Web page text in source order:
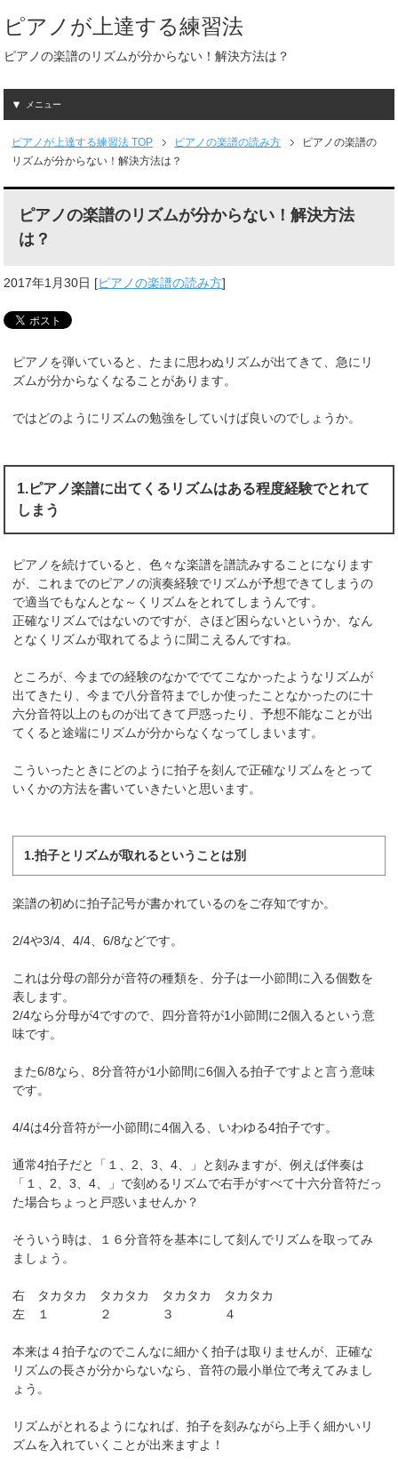
ピアノが上達する練習法
ピアノの楽譜のリズムが分からない！解決方法は？
メニュー
ピアノが上達する練習法 TOP ピアノの楽譜の読み方
ピアノの楽譜の
リズムが分からない！解決方法は？
ピアノの楽譜のリズムが分からない！解決方法
は？
2017年1月30日 [ピアノの楽譜の読み方]
ピアノを弾いていると、たまに思わぬリズムが出てきて、急にリ
ズムが分からなくなることがあります。
ではどのようにリズムの勉強をしていけば良いのでしょうか。
1.ピアノ楽譜に出てくるリズムはある程度経験でとれて
しまう
ピアノを続けていると、色々な楽譜を譜読みすることになります
が、これまでのピアノの演奏経験でリズムが予想できてしまうの
で適当でもなんとな～くリズムをとれてしまうんです。
正確なリズムではないのですが、さほど困らないというか、なん
となくリズムが取れてるように聞こえるんですね。
ところが、今までの経験のなかででてこなかったようなリズムが
出てきたり、今まで八分音符までしか使ったことなかったのに十
六分音符以上のものが出てきて戸惑ったり、予想不能なことが出
てくると途端にリズムが分からなくなってしまいます。
こういったときにどのように拍子を刻んで正確なリズムをとって
いくかの方法を書いていきたいと思います。
1.拍子とリズムが取れるということは別
楽譜の初めに拍子記号が書かれているのをご存知ですか。
2/4や3/4、4/4、6/8などです。
これは分母の部分が音符の種類を、分子は一小節間に入る個数を
表します。
2/4なら分母が4ですので、四分音符が1小節間に2個入るという意
味です。
また6/8なら、8分音符が1小節間に6個入る拍子ですよと言う意味
です。
4/4は4分音符が一小節間に4個入る、いわゆる4拍子です。
通常4拍子だと「１、2、3、4、」と刻みますが、例えば伴奏は
「１、2、3、4、」で刻めるリズムで右手がすべて十六分音符だっ
た場合ちょっと戸惑いませんか？
そういう時は、１６分音符を基本にして刻んでリズムを取ってみ
ましょう。
右 タカタカ タカタカ タカタカ タカタカ
左 １ ２ ３ ４
本来は４拍子なのでこんなに細かく拍子は取りませんが、正確な
リズムの長さが分からないなら、音符の最小単位で考えてみまし
ょう。
リズムがとれるようになれば、拍子を刻みながら上手く細かいリ
ズムを入れていくことが出来ますよ！